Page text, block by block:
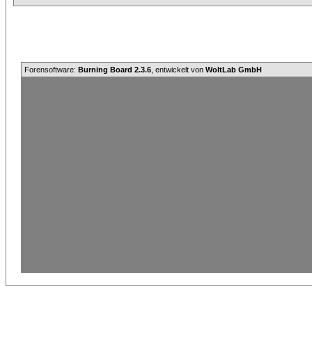
Forensoftware: Burning Board 2.3.6 , entwickelt von WoltLab GmbH